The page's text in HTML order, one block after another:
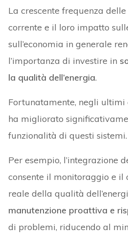
La crescente frequenza
corrente e il loro impatto
sull’economia in generale
l’importanza di investire in
la qualità dell’energia.
Fortunatamente, negli ultimi
ha migliorato
funzionalità di questi sistemi.
Per esempio, l’integrazione
consente il monitoraggio e il
reale della qualità
manutenzione proattiva e
di problemi, riducendo al